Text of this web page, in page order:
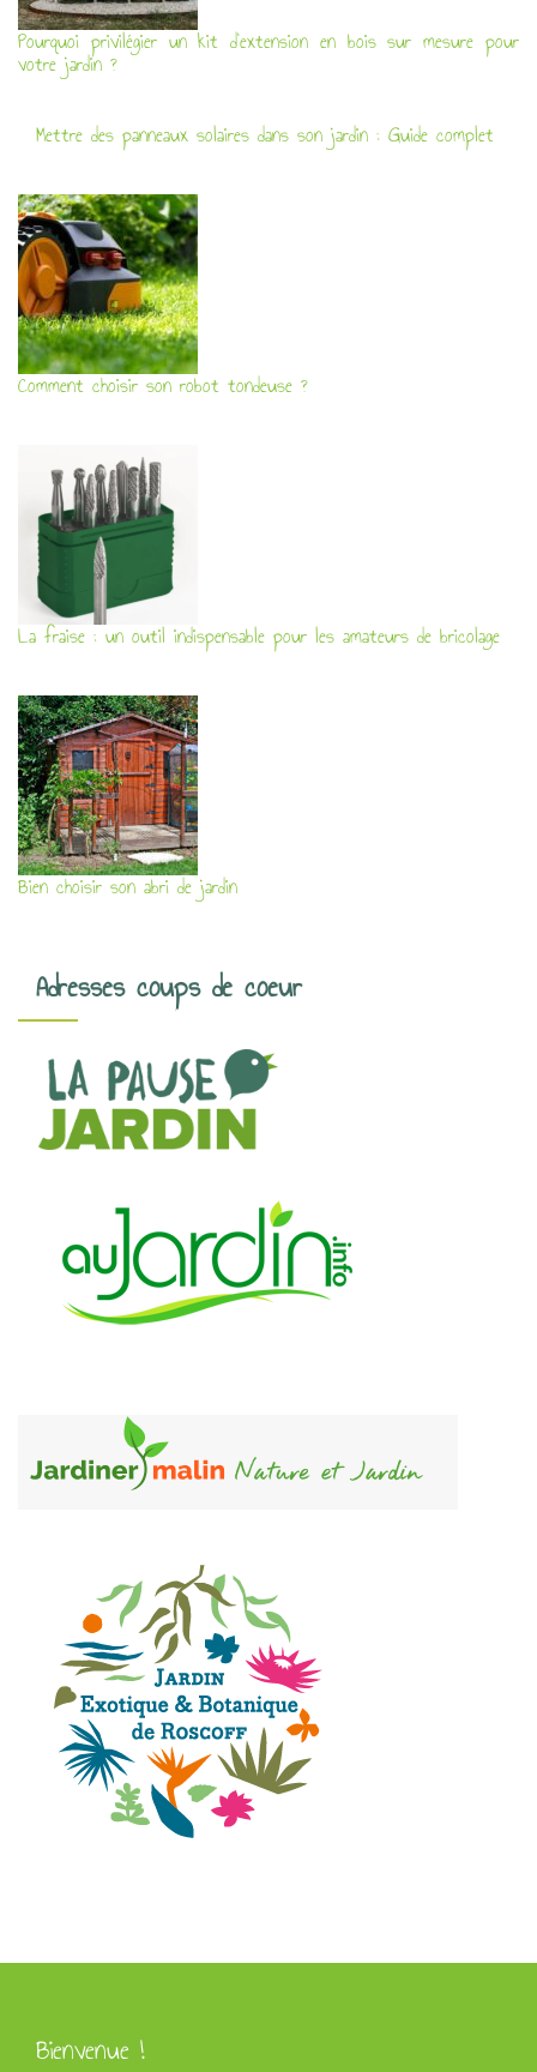
Pourquoi privilégier un kit d’extension en bois sur mesure pour
votre jardin ?
Mettre des panneaux solaires dans son jardin : Guide complet
Comment choisir son robot tondeuse ?
La fraise : un outil indispensable pour les amateurs de bricolage
Bien choisir son abri de jardin
Adresses coups de coeur
Bienvenue !